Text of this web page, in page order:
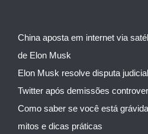
China aposta em internet via
de Elon Musk
Elon Musk resolve disputa
Twitter após demissões
Como saber se você está
mitos e dicas práticas